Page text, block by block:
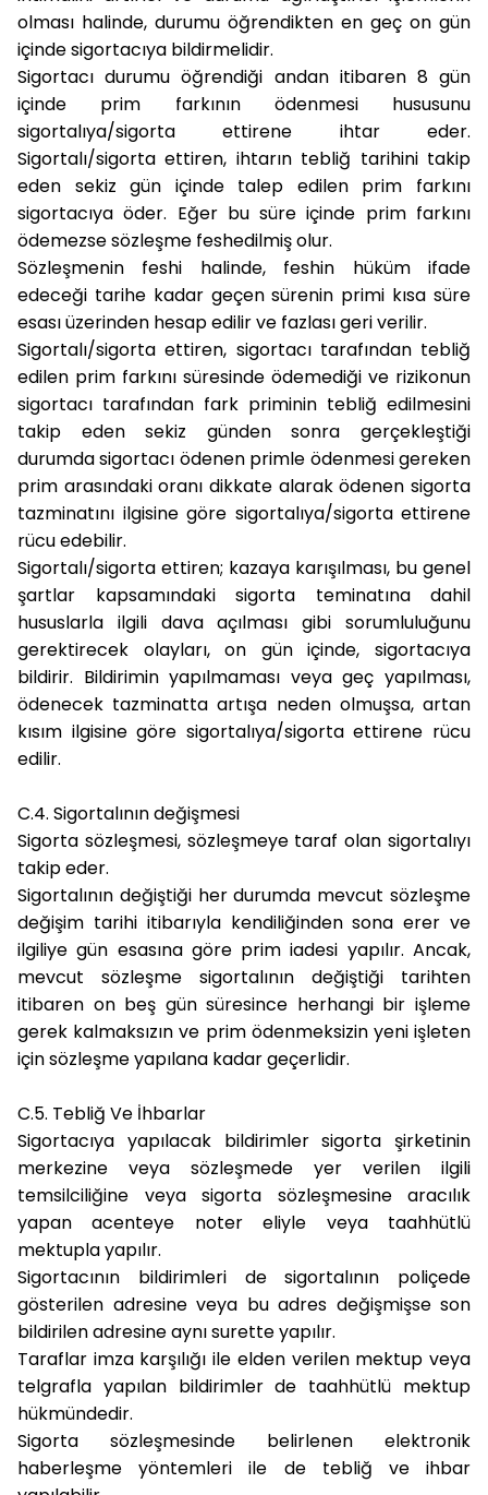
olması halinde, durumu öğrendikten en geç on gün
içinde sigortacıya bildirmelidir.
Sigortacı durumu öğrendiği andan itibaren 8 gün
içinde prim farkının ödenmesi hususunu
sigortalıya/sigorta ettirene ihtar eder.
Sigortalı/sigorta ettiren, ihtarın tebliğ tarihini takip
eden sekiz gün içinde talep edilen prim farkını
sigortacıya öder. Eğer bu süre içinde prim farkını
ödemezse sözleşme feshedilmiş olur.
Sözleşmenin feshi halinde, feshin hüküm ifade
edeceği tarihe kadar geçen sürenin primi kısa süre
esası üzerinden hesap edilir ve fazlası geri verilir.
Sigortalı/sigorta ettiren, sigortacı tarafından tebliğ
edilen prim farkını süresinde ödemediği ve rizikonun
sigortacı tarafından fark priminin tebliğ edilmesini
takip eden sekiz günden sonra gerçekleştiği
durumda sigortacı ödenen primle ödenmesi gereken
prim arasındaki oranı dikkate alarak ödenen sigorta
tazminatını ilgisine göre sigortalıya/sigorta ettirene
rücu edebilir.
Sigortalı/sigorta ettiren; kazaya karışılması, bu genel
şartlar kapsamındaki sigorta teminatına dahil
hususlarla ilgili dava açılması gibi sorumluluğunu
gerektirecek olayları, on gün içinde, sigortacıya
bildirir. Bildirimin yapılmaması veya geç yapılması,
ödenecek tazminatta artışa neden olmuşsa, artan
kısım ilgisine göre sigortalıya/sigorta ettirene rücu
edilir.
C.4. Sigortalının değişmesi
Sigorta sözleşmesi, sözleşmeye taraf olan sigortalıyı
takip eder.
Sigortalının değiştiği her durumda mevcut sözleşme
değişim tarihi itibarıyla kendiliğinden sona erer ve
ilgiliye gün esasına göre prim iadesi yapılır. Ancak,
mevcut sözleşme sigortalının değiştiği tarihten
itibaren on beş gün süresince herhangi bir işleme
gerek kalmaksızın ve prim ödenmeksizin yeni işleten
için sözleşme yapılana kadar geçerlidir.
C.5. Tebliğ Ve İhbarlar
Sigortacıya yapılacak bildirimler sigorta şirketinin
merkezine veya sözleşmede yer verilen ilgili
temsilciliğine veya sigorta sözleşmesine aracılık
yapan acenteye noter eliyle veya taahhütlü
mektupla yapılır.
Sigortacının bildirimleri de sigortalının poliçede
gösterilen adresine veya bu adres değişmişse son
bildirilen adresine aynı surette yapılır.
Taraflar imza karşılığı ile elden verilen mektup veya
telgrafla yapılan bildirimler de taahhütlü mektup
hükmündedir.
Sigorta sözleşmesinde belirlenen elektronik
haberleşme yöntemleri ile de tebliğ ve ihbar